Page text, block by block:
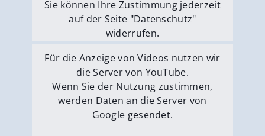
Sie können Ihre Zustimmung jederzeit
auf der Seite "Datenschutz"
widerrufen.
Externe Medien erlauben
Für die Anzeige von Videos nutzen wir
die Server von YouTube.
Wenn Sie der Nutzung zustimmen,
werden Daten an die Server von
Google gesendet.